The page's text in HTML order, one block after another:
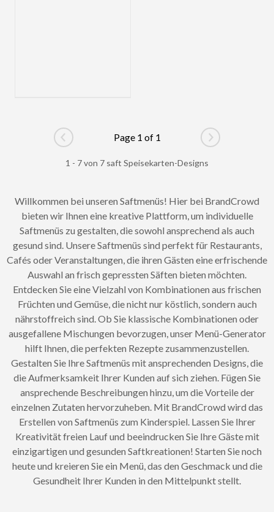
Go to previous page
Page 1 of 1
Go to next
1 - 7 von 7 saft Speisekarten-Designs
Willkommen bei unseren Saftmenüs! Hier bei BrandCrowd
bieten wir Ihnen eine kreative Plattform, um individuelle
Saftmenüs zu gestalten, die sowohl ansprechend als auch
gesund sind. Unsere Saftmenüs sind perfekt für Restaurants,
Cafés oder Veranstaltungen, die ihren Gästen eine erfrischende
Auswahl an frisch gepressten Säften bieten möchten.
Entdecken Sie eine Vielzahl von Kombinationen aus frischen
Früchten und Gemüse, die nicht nur köstlich, sondern auch
nährstoffreich sind. Ob Sie klassische Kombinationen oder
ausgefallene Mischungen bevorzugen, unser Menü-Generator
hilft Ihnen, die perfekten Rezepte zusammenzustellen.
Gestalten Sie Ihre Saftmenüs mit ansprechenden Designs, die
die Aufmerksamkeit Ihrer Kunden auf sich ziehen. Fügen Sie
ansprechende Beschreibungen hinzu, um die Vorteile der
einzelnen Zutaten hervorzuheben. Mit BrandCrowd wird das
Erstellen von Saftmenüs zum Kinderspiel. Lassen Sie Ihrer
Kreativität freien Lauf und beeindrucken Sie Ihre Gäste mit
einzigartigen und gesunden Saftkreationen! Starten Sie noch
heute und kreieren Sie ein Menü, das den Geschmack und die
Gesundheit Ihrer Kunden in den Mittelpunkt stellt.